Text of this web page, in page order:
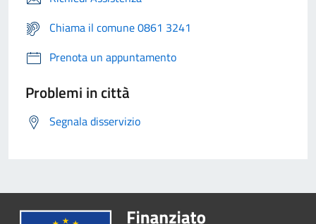
Chiama il comune 0861 3241
Prenota un appuntamento
Problemi in città
Segnala disservizio